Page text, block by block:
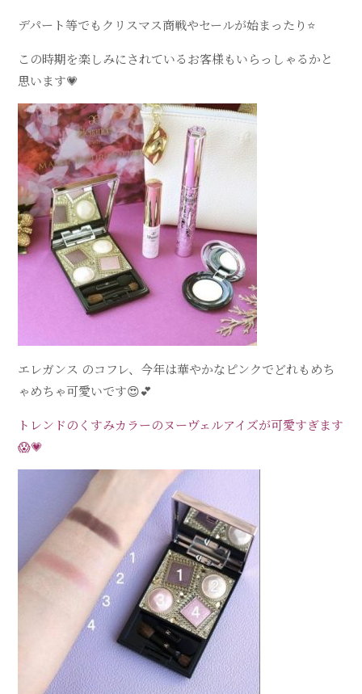
デパート等でもクリスマス商戦やセールが始まったり⭐️
この時期を楽しみにされているお客様もいらっしゃるかと
思います💗
エレガンス のコフレ、今年は華やかなピンクでどれもめち
ゃめちゃ可愛いです😍💕
トレンドのくすみカラーのヌーヴェルアイズが可愛すぎます
😱💗